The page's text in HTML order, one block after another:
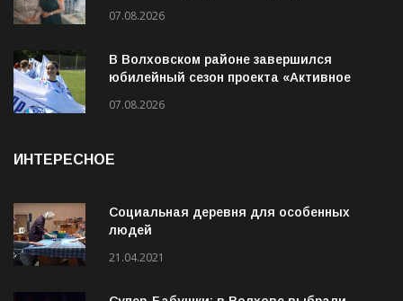
МВЦ «Пятнадцатый элемент» приглашает
07.08.2026
В Волховском районе завершился
Социальная деревня для особенных
21.04.2021